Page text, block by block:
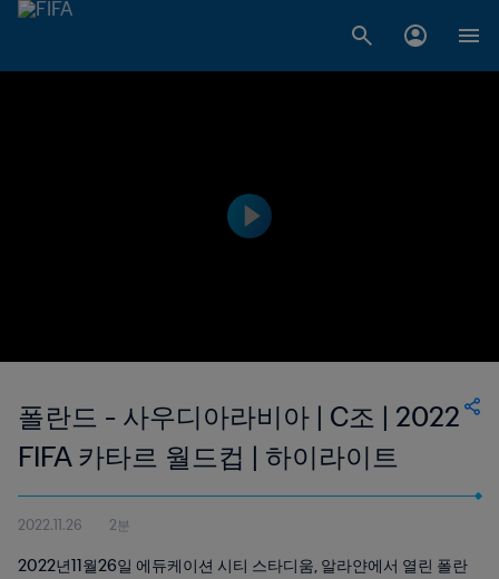
폴란드 - 사우디아라비아 | C조 | 2022
FIFA 카타르 월드컵 | 하이라이트
2022.11.26 2분
2022년11월26일 에듀케이션 시티 스타디움, 알라얀에서 열린 폴란